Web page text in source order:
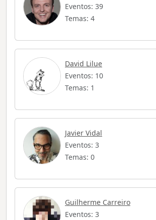
Eventos: 39
Temas: 4
David Lilue
Eventos: 10
Temas: 1
Javier Vidal
Eventos: 3
Temas: 0
Guilherme Carreiro
Eventos: 3